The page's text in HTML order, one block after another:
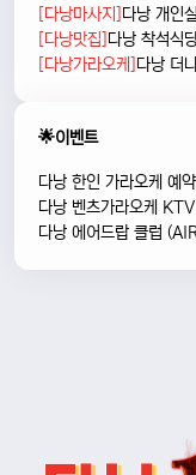
[다낭마사지]다낭 개인
[다낭맛집]다낭 착석식
[다낭가라오케]다낭 더
🌟이벤트
다낭 한인 가라오케 예
다낭 벤츠가라오케
다낭 에어드랍 클럽